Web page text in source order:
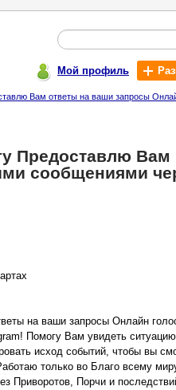
Мой профиль
Вам ответы на ваши запросы
Предоставлю Вам
сообщениями
на ваши запросы Онлайн
Помогу Вам увидеть
исход событий, чтобы вы
только во Благо всему
Приворотов, Порчи и